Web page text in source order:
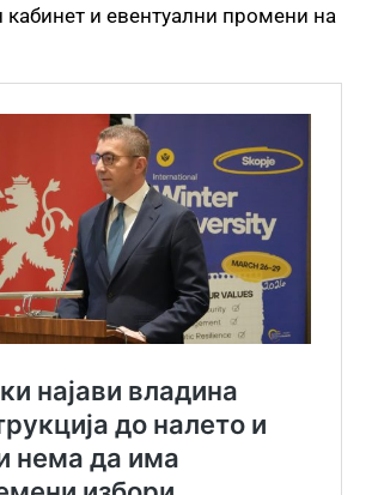
кабинет и евентуални промени на